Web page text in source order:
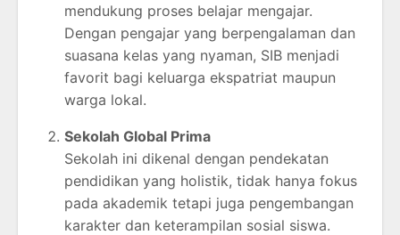
mendukung proses belajar mengajar.
Dengan pengajar yang berpengalaman dan
suasana kelas yang nyaman, SIB menjadi
favorit bagi keluarga ekspatriat maupun
warga lokal.
Sekolah Global Prima
Sekolah ini dikenal dengan pendekatan
pendidikan yang holistik, tidak hanya fokus
pada akademik tetapi juga pengembangan
karakter dan keterampilan sosial siswa.